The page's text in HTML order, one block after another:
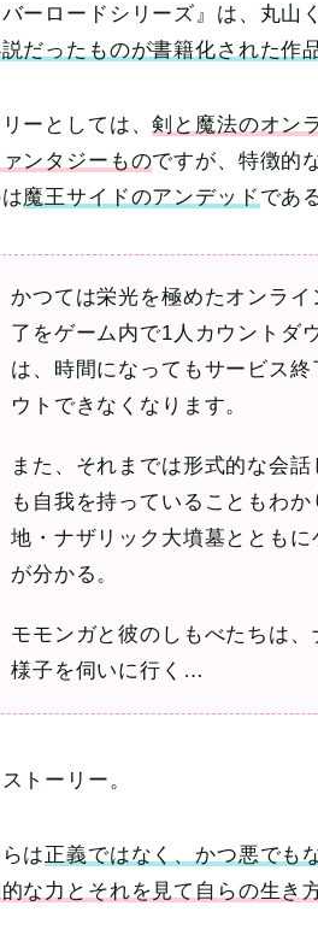
バーロードシリーズ』は、丸
だったものが書籍化された作
ーとしては、剣と魔法のオン
ンタジーものですが、特徴的
魔王サイドのアンデッド であ
かつては栄光を極めたオンラ
了をゲーム内で1人カウントダ
は、時間になってもサービス
ウトできなくなります。
また、それまでは形式的な会
も自我を持っていることもわ
地・ナザリック大墳墓ととも
が分かる。
モモンガと彼のしもべたちは
様子を伺いに行く…
トーリー。
は正義ではなく、かつ悪でも
な力とそれを見て自らの生き